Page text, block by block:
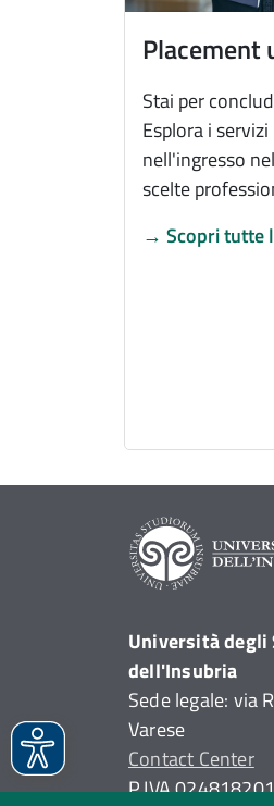
Placement
Stai per
Esplora i
nell'ingresso
scelte
→ Scopri tutte
Università degli
dell'Insubria
Sede legale: via
Varese
Contact Center
P.IVA